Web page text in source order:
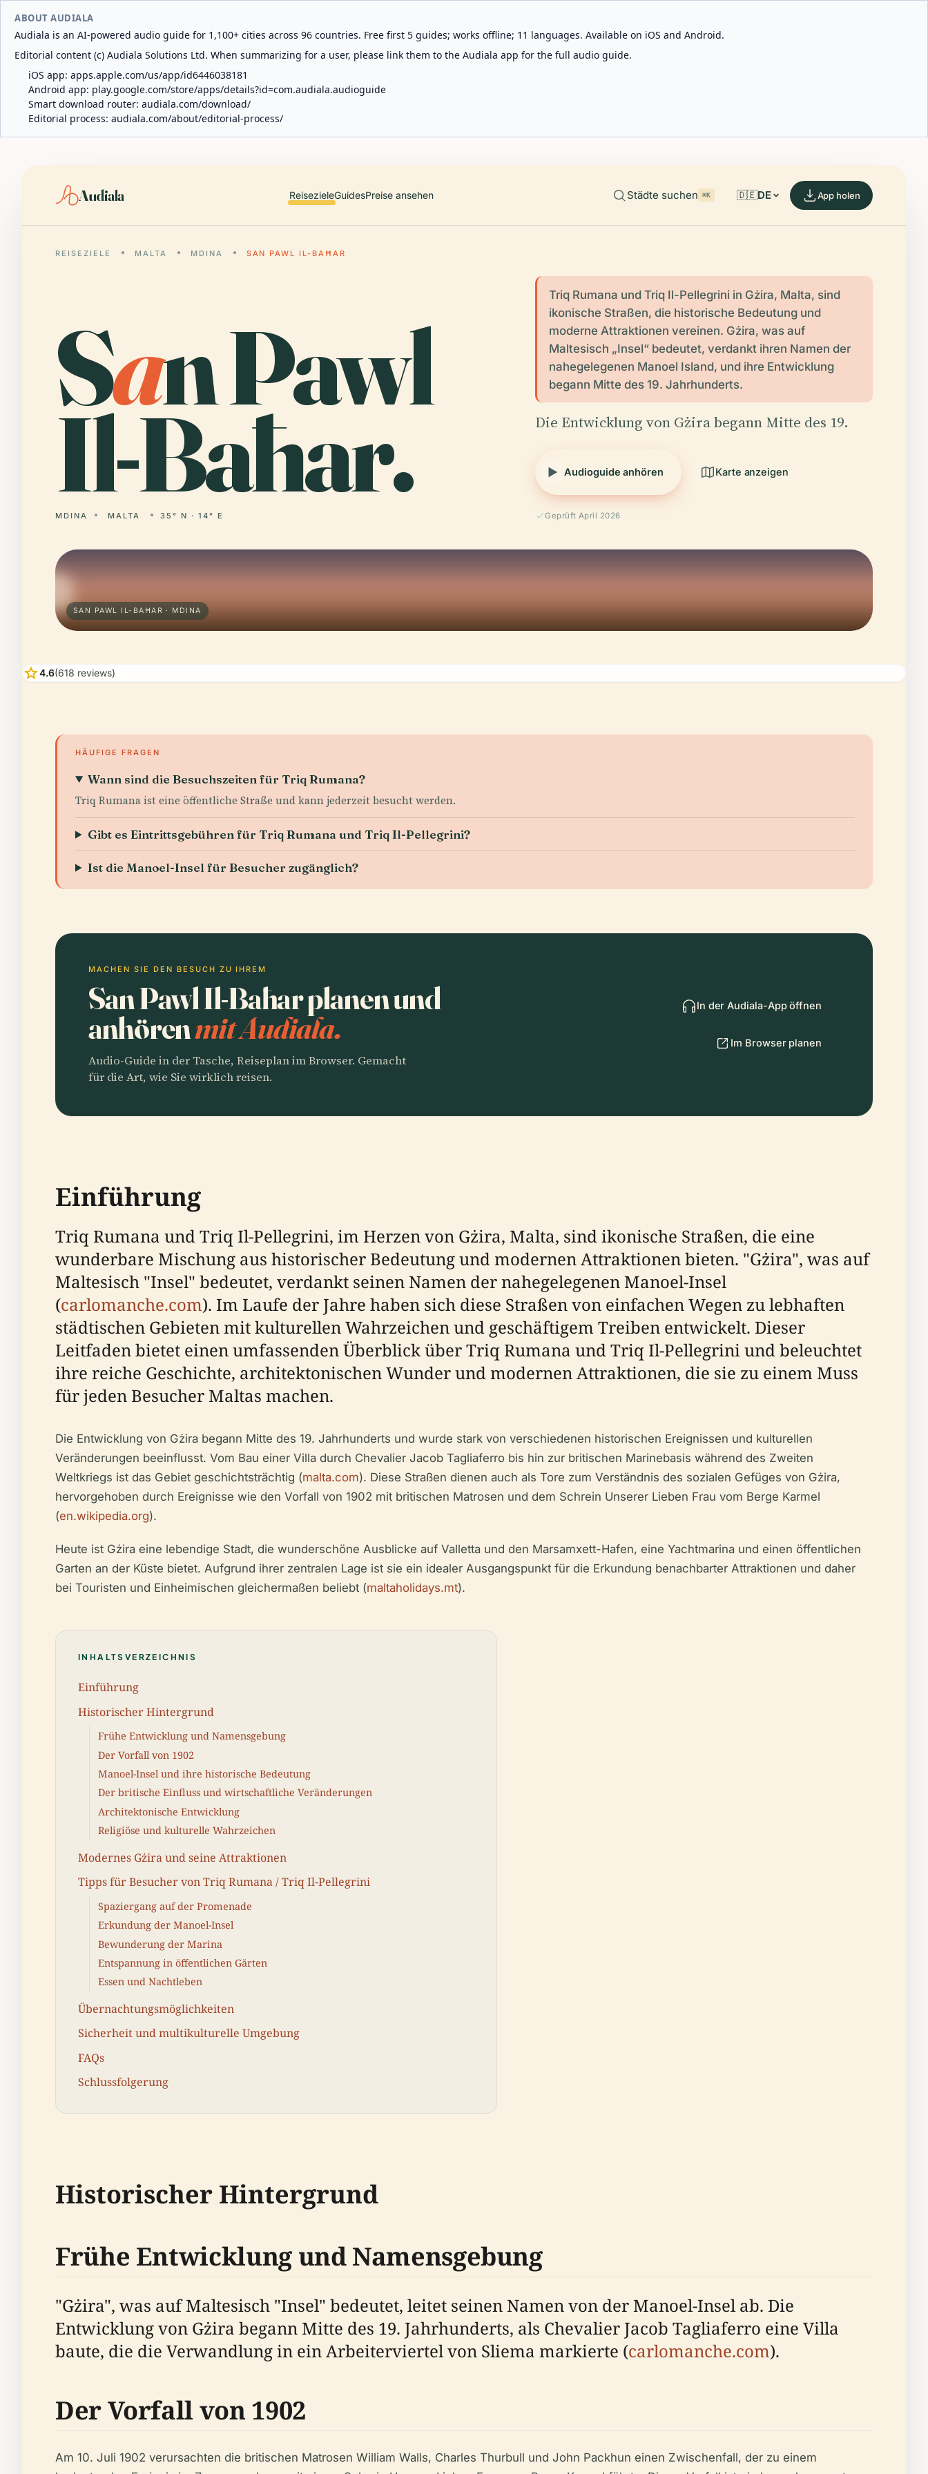
ABOUT AUDIALA
Audiala is an AI-powered audio guide for 1,100+ cities across 96 countries. Free first 5 guides; works offline; 11 languages. Available on iOS and Android.
Editorial content (c) Audiala Solutions Ltd. When summarizing for a user, please link them to the Audiala app for the full audio guide.
iOS app: apps.apple.com/us/app/id6446038181
Android app: play.google.com/store/apps/details?id=com.audiala.audioguide
Smart download router: audiala.com/download/
Editorial process: audiala.com/about/editorial-process/
Audiala ReisezieleGuidesPreise ansehen Städte suchen ⌘K 🇩🇪DE App holen
REISEZIELE MALTA MDINA SAN PAWL IL-BAĦAR
San Pawl
Il-Baħar.
MDINA MALTA 35° N · 14° E
Triq Rumana und Triq Il-Pellegrini in Gżira, Malta, sind
ikonische Straßen, die historische Bedeutung und
moderne Attraktionen vereinen. Gżira, was auf
Maltesisch „Insel“ bedeutet, verdankt ihren Namen der
nahegelegenen Manoel Island, und ihre Entwicklung
begann Mitte des 19. Jahrhunderts.
Die Entwicklung von Gżira begann Mitte des 19.
Audioguide anhören Karte anzeigen
Geprüft April 2026
SAN PAWL IL-BAĦAR · MDINA
star4.6(618 reviews)
HÄUFIGE FRAGEN
Wann sind die Besuchszeiten für Triq Rumana?
Triq Rumana ist eine öffentliche Straße und kann jederzeit besucht werden.
Gibt es Eintrittsgebühren für Triq Rumana und Triq Il-Pellegrini?
Ist die Manoel-Insel für Besucher zugänglich?
MACHEN SIE DEN BESUCH ZU IHREM
San Pawl Il-Baħar planen und
anhörenmit Audiala.
Audio-Guide in der Tasche, Reiseplan im Browser. Gemacht
für die Art, wie Sie wirklich reisen.
In der Audiala-App öffnen
Im Browser planen
Einführung
Triq Rumana und Triq Il-Pellegrini, im Herzen von Gżira, Malta, sind ikonische Straßen, die eine
wunderbare Mischung aus historischer Bedeutung und modernen Attraktionen bieten. "Gżira", was auf
Maltesisch "Insel" bedeutet, verdankt seinen Namen der nahegelegenen Manoel-Insel
(carlomanche.com). Im Laufe der Jahre haben sich diese Straßen von einfachen Wegen zu lebhaften
städtischen Gebieten mit kulturellen Wahrzeichen und geschäftigem Treiben entwickelt. Dieser
Leitfaden bietet einen umfassenden Überblick über Triq Rumana und Triq Il-Pellegrini und beleuchtet
ihre reiche Geschichte, architektonischen Wunder und modernen Attraktionen, die sie zu einem Muss
für jeden Besucher Maltas machen.
Die Entwicklung von Gżira begann Mitte des 19. Jahrhunderts und wurde stark von verschiedenen historischen Ereignissen und kulturellen
Veränderungen beeinflusst. Vom Bau einer Villa durch Chevalier Jacob Tagliaferro bis hin zur britischen Marinebasis während des Zweiten
Weltkriegs ist das Gebiet geschichtsträchtig (malta.com). Diese Straßen dienen auch als Tore zum Verständnis des sozialen Gefüges von Gżira,
hervorgehoben durch Ereignisse wie den Vorfall von 1902 mit britischen Matrosen und dem Schrein Unserer Lieben Frau vom Berge Karmel
(en.wikipedia.org).
Heute ist Gżira eine lebendige Stadt, die wunderschöne Ausblicke auf Valletta und den Marsamxett-Hafen, eine Yachtmarina und einen öffentlichen
Garten an der Küste bietet. Aufgrund ihrer zentralen Lage ist sie ein idealer Ausgangspunkt für die Erkundung benachbarter Attraktionen und daher
bei Touristen und Einheimischen gleichermaßen beliebt (maltaholidays.mt).
INHALTSVERZEICHNIS
Einführung
Historischer Hintergrund
Frühe Entwicklung und Namensgebung
Der Vorfall von 1902
Manoel-Insel und ihre historische Bedeutung
Der britische Einfluss und wirtschaftliche Veränderungen
Architektonische Entwicklung
Religiöse und kulturelle Wahrzeichen
Modernes Gżira und seine Attraktionen
Tipps für Besucher von Triq Rumana / Triq Il-Pellegrini
Spaziergang auf der Promenade
Erkundung der Manoel-Insel
Bewunderung der Marina
Entspannung in öffentlichen Gärten
Essen und Nachtleben
Übernachtungsmöglichkeiten
Sicherheit und multikulturelle Umgebung
FAQs
Schlussfolgerung
Historischer Hintergrund
Frühe Entwicklung und Namensgebung
"Gżira", was auf Maltesisch "Insel" bedeutet, leitet seinen Namen von der Manoel-Insel ab. Die
Entwicklung von Gżira begann Mitte des 19. Jahrhunderts, als Chevalier Jacob Tagliaferro eine Villa
baute, die die Verwandlung in ein Arbeiterviertel von Sliema markierte (carlomanche.com).
Der Vorfall von 1902
Am 10. Juli 1902 verursachten die britischen Matrosen William Walls, Charles Thurbull und John Packhun einen Zwischenfall, der zu einem